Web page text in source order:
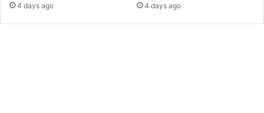
4 days ago 4 days ago